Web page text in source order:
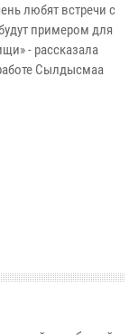
любят встречи с
примером для
- рассказала
Сылдысмаа